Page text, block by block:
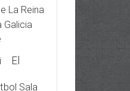
La Reina
Galicia
El
Sala